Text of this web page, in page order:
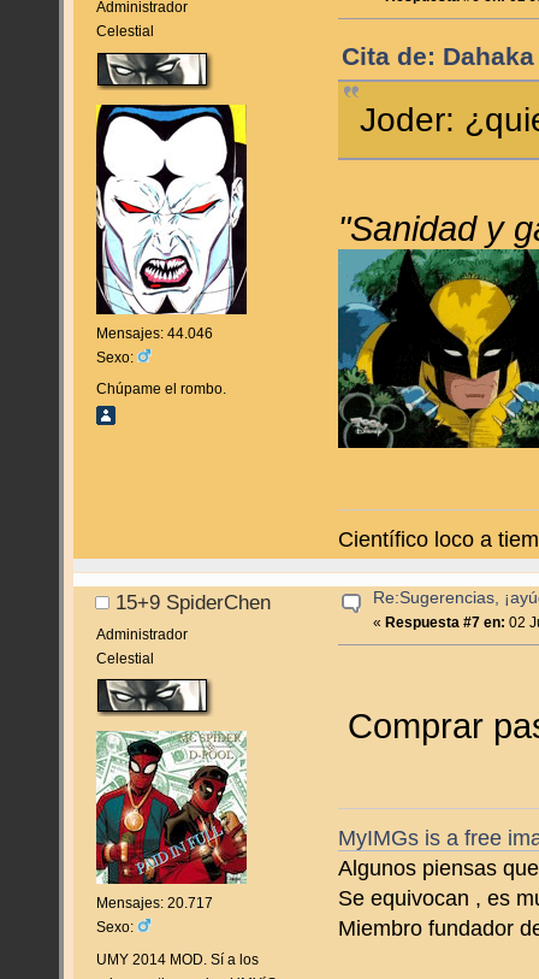
Administrador
Celestial
Mensajes: 44.046
Sexo:
Chúpame el rombo.
Cita de:
Joder:
"Sanidad y
Científico loco a
15+9 SpiderChen
Administrador
Celestial
Mensajes: 20.717
Sexo:
UMY 2014 MOD. Sí a los
Re:Sugerencias,
« Respuesta #7 en: 02
Comprar
MyIMGs is a free
Algunos piensas
Se equivocan , es
Miembro fundador